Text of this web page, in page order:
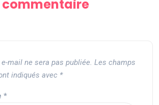
commentaire
mail ne sera pas publiée. Les champs
indiqués avec *
*